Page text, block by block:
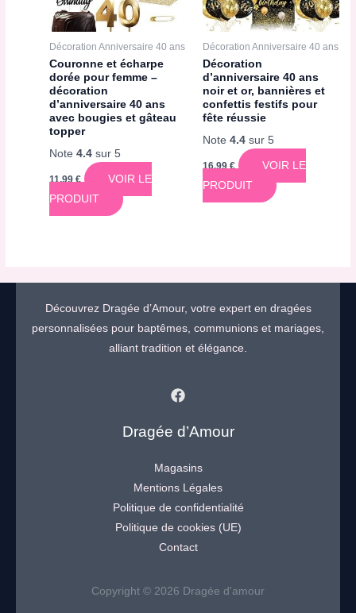
Décoration Anniversaire 40 ans
Couronne et écharpe
dorée pour femme –
décoration
d’anniversaire 40 ans
avec bougies et gâteau
topper
Note4.4 sur 5
11,99€
VOIR LE
PRODUIT
Décoration Anniversaire 40 ans
Décoration
d’anniversaire 40 ans
noir et or, bannières et
confettis festifs pour
fête réussie
Note 4.4sur 5
16,99 €
VOIR LE
PRODUIT
Découvrez Dragée d’Amour, votre expert en dragées
personnalisées pour baptêmes, communions et mariages,
alliant tradition et élégance.
Dragée d’Amour
Magasins
Mentions Légales
Politique de confidentialité
Politique de cookies (UE)
Contact
Copyright © 2026 Dragée d'amour